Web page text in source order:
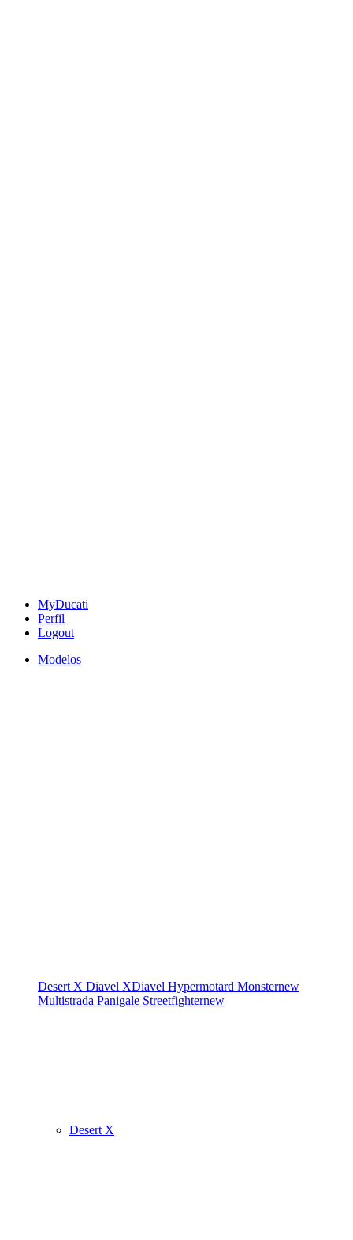
MyDucati
Perfil
Logout
Modelos
Desert X Diavel XDiavel Hypermotard Monsternew
Multistrada Panigale Streetfighternew
Desert X